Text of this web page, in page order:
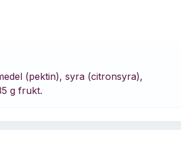
(pektin), syra (citronsyra),
g frukt.